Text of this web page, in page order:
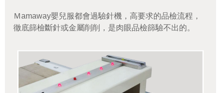
Ｍamaway嬰兒服都會過驗針機，高要求的品檢流程，
徹底篩檢斷針或金屬削削，是肉眼品檢篩驗不出的。